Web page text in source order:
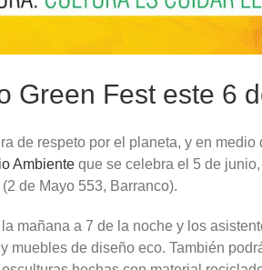
Green Fest este 6
de respeto por el planeta, y en medio
Ambiente que se celebra el 5 de
de Mayo 553, Barranco).
mañana a 7 de la noche y los
muebles de diseño eco. También